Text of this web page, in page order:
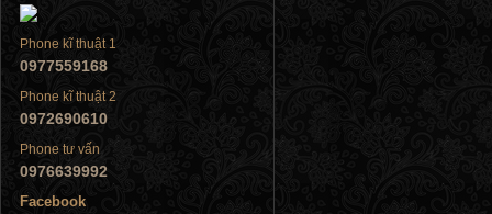
Phone kĩ thuật 1
0977559168
Phone kĩ thuật 2
0972690610
Phone tư vấn
0976639992
Facebook